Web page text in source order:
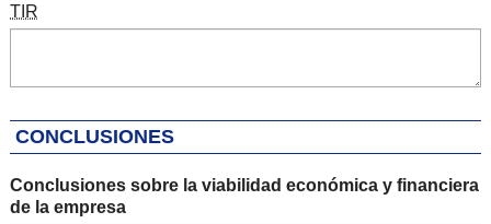
TIR
CONCLUSIONES
Conclusiones sobre la viabilidad económica y financiera
de la empresa